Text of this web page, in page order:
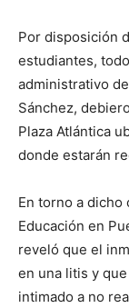
Por disposición
estudiantes,
administrativo
Sánchez,
Plaza Atlántica
donde estarán
En torno a dicho
Educación en
reveló que el
en una litis y
intimado a no